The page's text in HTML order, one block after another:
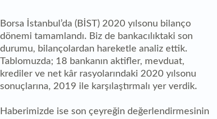
Borsa İstanbul’da (BİST) 2020 yılsonu bilanço
dönemi tamamlandı. Biz de bankacılıktaki son
durumu, bilançolardan hareketle analiz ettik.
Tablomuzda; 18 bankanın aktifler, mevduat,
krediler ve net kâr rasyolarındaki 2020 yılsonu
sonuçlarına, 2019 ile karşılaştırmalı yer verdik.
Haberimizde ise son çeyreğin değerlendirmesinin